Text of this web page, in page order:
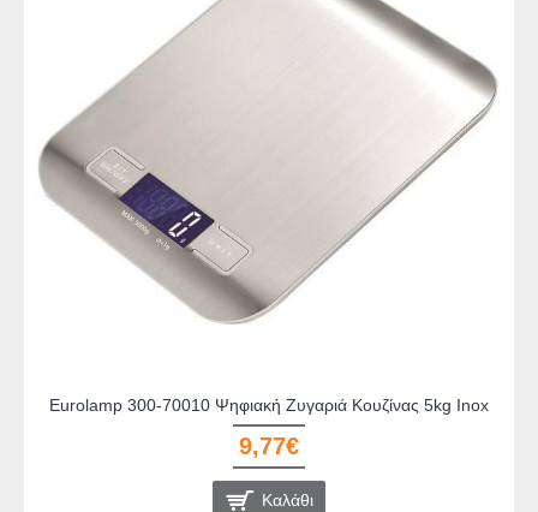
Eurolamp 300-70010 Ψηφιακή Ζυγαριά Κουζίνας 5kg Inox
9,77€
Καλάθι